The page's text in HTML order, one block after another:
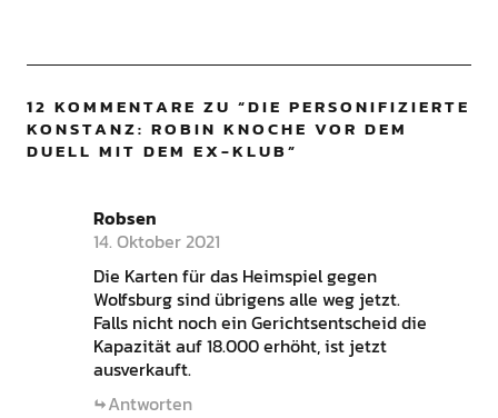
12 KOMMENTARE ZU “DIE PERSONIFIZIERTE
KONSTANZ: ROBIN KNOCHE VOR DEM
DUELL MIT DEM EX-KLUB”
Robsen
14. Oktober 2021
Die Karten für das Heimspiel gegen
Wolfsburg sind übrigens alle weg jetzt.
Falls nicht noch ein Gerichtsentscheid die
Kapazität auf 18.000 erhöht, ist jetzt
ausverkauft.
Antworten